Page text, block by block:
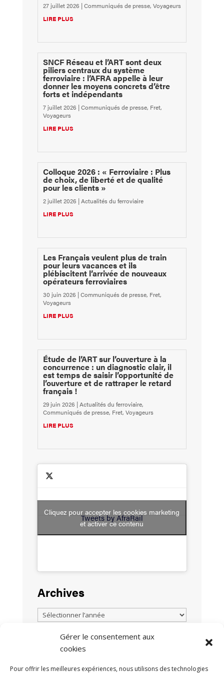
Gérer le consentement aux
cookies
Pour offrir les meilleures expériences, nous utilisons des technologies
27 juillet 2026 |Communiqués de presse, Voyageurs
LIRE PLUS
SNCF Réseau et l’ART sont deux
piliers centraux du système
ferroviaire : l’AFRA appelle à leur
donner les moyens concrets d’être
forts et indépendants
7 juillet 2026 |Communiqués de presse, Fret,
Voyageurs
LIRE PLUS
Colloque 2026 : « Ferroviaire : Plus
de choix, de liberté et de qualité
pour les clients »
2 juillet 2026 |Actualités du ferroviaire
LIRE PLUS
Les Français veulent plus de train
pour leurs vacances et ils
plébiscitent l’arrivée de nouveaux
opérateurs ferroviaires
30 juin 2026 |Communiqués de presse, Fret,
Voyageurs
LIRE PLUS
Étude de l’ART sur l’ouverture à la
concurrence : un diagnostic clair, il
est temps de saisir l’opportunité de
l’ouverture et de rattraper le retard
français !
29 juin 2026 |Actualités du ferroviaire,
Communiqués de presse, Fret, Voyageurs
LIRE PLUS
Tweets by AfraRail
Cliquez pour accepter les cookies marketing
et activer ce contenu
Archives
TOUTES LES ACTUALITÉS